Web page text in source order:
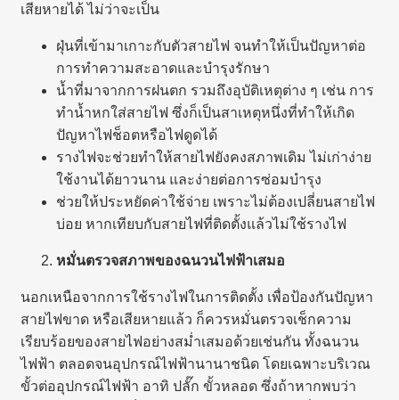
เสียหายได้ ไม่ว่าจะเป็น
ฝุ่นที่เข้ามาเกาะกับตัวสายไฟ จนทำให้เป็นปัญหาต่อ
การทำความสะอาดและบำรุงรักษา
น้ำที่มาจากการฝนตก รวมถึงอุบัติเหตุต่าง ๆ เช่น การ
ทำน้ำหกใส่สายไฟ ซึ่งก็เป็นสาเหตุหนึ่งที่ทำให้เกิด
ปัญหาไฟช็อตหรือไฟดูดได้
รางไฟจะช่วยทำให้สายไฟยังคงสภาพเดิม ไม่เก่าง่าย
ใช้งานได้ยาวนาน และง่ายต่อการซ่อมบำรุง
ช่วยให้ประหยัดค่าใช้จ่าย เพราะไม่ต้องเปลี่ยนสายไฟ
บ่อย หากเทียบกับสายไฟที่ติดตั้งแล้วไม่ใช้รางไฟ
หมั่นตรวจสภาพของฉนวนไฟฟ้าเสมอ
นอกเหนือจากการใช้รางไฟในการติดตั้ง เพื่อป้องกันปัญหา
สายไฟขาด หรือเสียหายแล้ว ก็ควรหมั่นตรวจเช็กความ
เรียบร้อยของสายไฟอย่างสม่ำเสมอด้วยเช่นกัน ทั้งฉนวน
ไฟฟ้า ตลอดจนอุปกรณ์ไฟฟ้านานาชนิด โดยเฉพาะบริเวณ
ขั้วต่ออุปกรณ์ไฟฟ้า อาทิ ปลั๊ก ขั้วหลอด ซึ่งถ้าหากพบว่า